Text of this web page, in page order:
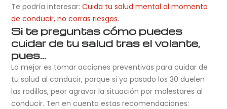
Te podría interesar:Cuida tu salud mental al momento
de conducir, no corras riesgos.
Si te preguntas cómo puedes
cuidar de tu salud tras el volante,
pues…
Lo mejor es tomar acciones preventivas para cuidar de
tu salud al conducir, porque si ya pasado los 30 duelen
las rodillas, peor agravar la situación por malestares al
conducir. Ten en cuenta estas recomendaciones: